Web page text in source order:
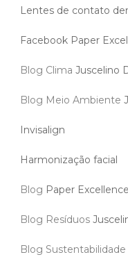
Lentes de contato
Facebook Paper
Blog Clima Juscelino
Blog Meio Ambiente
Invisalign
Harmonização facial
Blog Paper Excellence
Blog Resíduos
Blog Sustentabilidade